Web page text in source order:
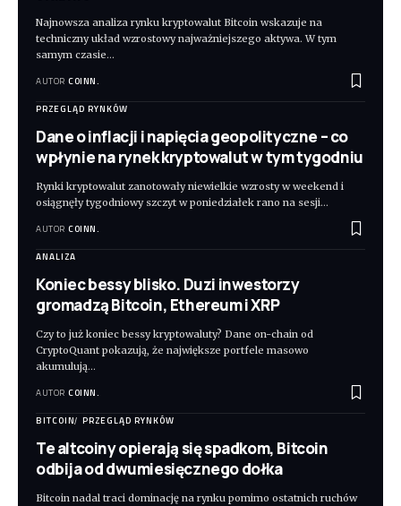
Najnowsza analiza rynku kryptowalut Bitcoin wskazuje na
techniczny układ wzrostowy najważniejszego aktywa. W tym
samym czasie…
AUTOR COINN.
PRZEGLĄD RYNKÓW
Dane o inflacji i napięcia geopolityczne – co
wpłynie na rynek kryptowalut w tym tygodniu
Rynki kryptowalut zanotowały niewielkie wzrosty w weekend i
osiągnęły tygodniowy szczyt w poniedziałek rano na sesji…
AUTOR COINN.
ANALIZA
Koniec bessy blisko. Duzi inwestorzy
gromadzą Bitcoin, Ethereum i XRP
Czy to już koniec bessy kryptowaluty? Dane on-chain od
CryptoQuant pokazują, że największe portfele masowo
akumulują…
AUTOR COINN.
BITCOIN PRZEGLĄD RYNKÓW
Te altcoiny opierają się spadkom, Bitcoin
odbija od dwumiesięcznego dołka
Bitcoin nadal traci dominację na rynku pomimo ostatnich ruchów